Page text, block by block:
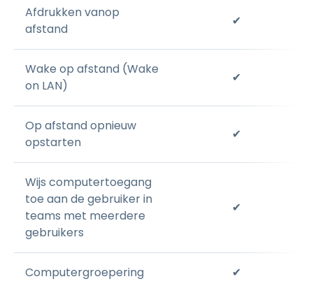
Afdrukken vanop
afstand
✔
Wake op afstand (Wake
on LAN)
✔
Op afstand opnieuw
opstarten
✔
Wijs computertoegang
toe aan de gebruiker in
teams met meerdere
gebruikers
✔
Computergroepering ✔